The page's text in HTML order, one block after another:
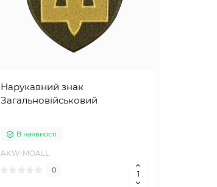
Нарукавний знак
Загальновійськовий
В наявності
AKW-MOALL
0